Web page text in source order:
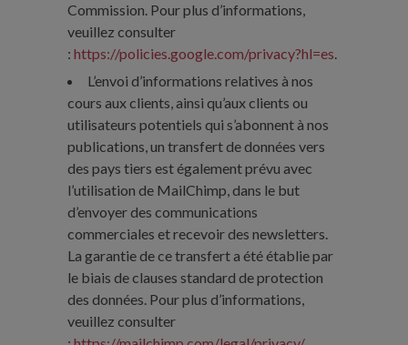
Commission. Pour plus d’informations,
veuillez consulter
: https://policies.google.com/privacy?hl=es.
L’envoi d’informations relatives à nos
cours aux clients, ainsi qu’aux clients ou
utilisateurs potentiels qui s’abonnent à nos
publications, un transfert de données vers
des pays tiers est également prévu avec
l’utilisation de MailChimp, dans le but
d’envoyer des communications
commerciales et recevoir des newsletters.
La garantie de ce transfert a été établie par
le biais de clauses standard de protection
des données. Pour plus d’informations,
veuillez consulter